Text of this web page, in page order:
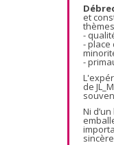
et
-
- place
-
de
Ni